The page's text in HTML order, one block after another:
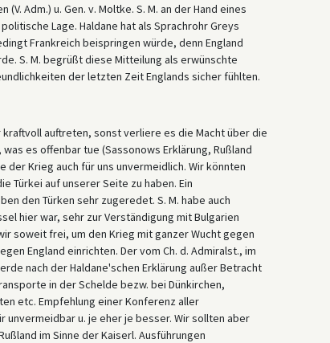
Adm.) u. Gen. v. Moltke. S. M. an der Hand eines
Lage. Haldane hat als Sprachrohr Greys
Frankreich beispringen würde, denn England
S. M. begrüßt diese Mitteilung als erwünschte
der letzten Zeit Englands sicher fühlten.
auftreten, sonst verliere es die Macht über die
es offenbar tue (Sassonows Erklärung, Rußland
Krieg auch für uns unvermeidlich. Wir könnten
Türkei auf unserer Seite zu haben. Ein
den Türken sehr zugeredet. S. M. habe auch
hier war, sehr zur Verständigung mit Bulgarien
soweit frei, um den Krieg mit ganzer Wucht gegen
England einrichten. Der vom Ch. d. Admiralst., im
nach der Haldane'schen Erklärung außer Betracht
in der Schelde bezw. bei Dünkirchen,
etc. Empfehlung einer Konferenz aller
unvermeidbar u. je eher je besser. Wir sollten aber
im Sinne der Kaiserl. Ausführungen